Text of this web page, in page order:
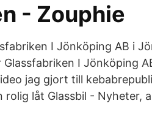
- Zouphie
I Jönköping AB i
I Jönköping
jag gjort till
rolig låt Glassbil - Nyheter,